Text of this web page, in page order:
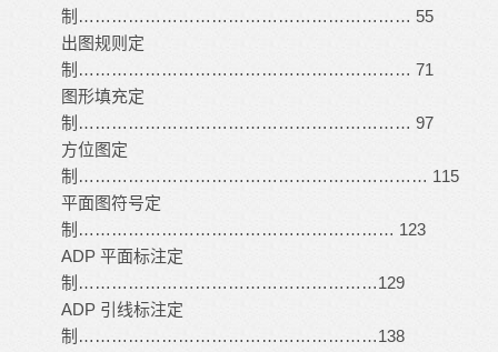
制…………………………………………………… 55
出图规则定
制…………………………………………………… 71
图形填充定
制…………………………………………………… 97
方位图定
制……………………………………………………… 115
平面图符号定
制………………………………………………… 123
ADP 平面标注定
制………………………………………………129
ADP 引线标注定
制………………………………………………138